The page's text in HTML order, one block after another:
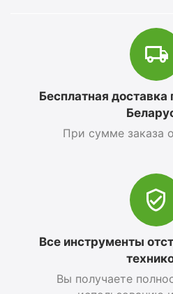
Бесплатная
При сумме заказа
Все инструменты
Вы получаете